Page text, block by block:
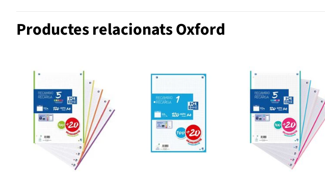
Productes relacionats Oxford